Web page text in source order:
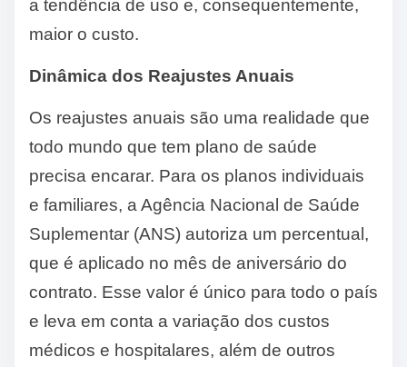
a tendência de uso e, consequentemente,
maior o custo.
Dinâmica dos Reajustes Anuais
Os reajustes anuais são uma realidade que
todo mundo que tem plano de saúde
precisa encarar. Para os planos individuais
e familiares, a Agência Nacional de Saúde
Suplementar (ANS) autoriza um percentual,
que é aplicado no mês de aniversário do
contrato. Esse valor é único para todo o país
e leva em conta a variação dos custos
médicos e hospitalares, além de outros